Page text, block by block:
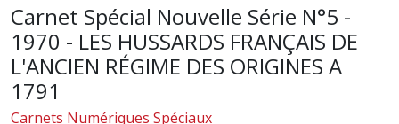
Carnet Spécial Nouvelle Série N°5 -
1970 - LES HUSSARDS FRANÇAIS DE
L'ANCIEN RÉGIME DES ORIGINES A
1791
Carnets Numériques Spéciaux